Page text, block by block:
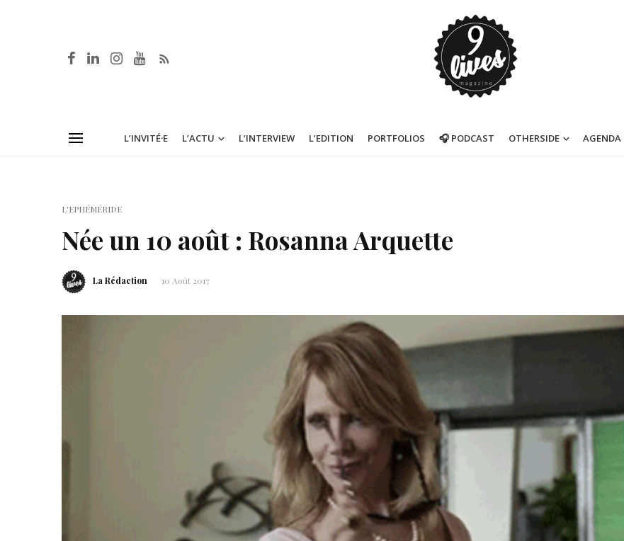
L’INVITÉ·E L’ACTU L’INTERVIEW L’EDITION PORTFOLIOS 🎧 PODCAST OTHERSIDE AGENDA
L'EPHÉMÉRIDE
Née un 10 août : Rosanna Arquette
La Rédaction 10 Août 2017
Né un 2 juillet : André Kertész